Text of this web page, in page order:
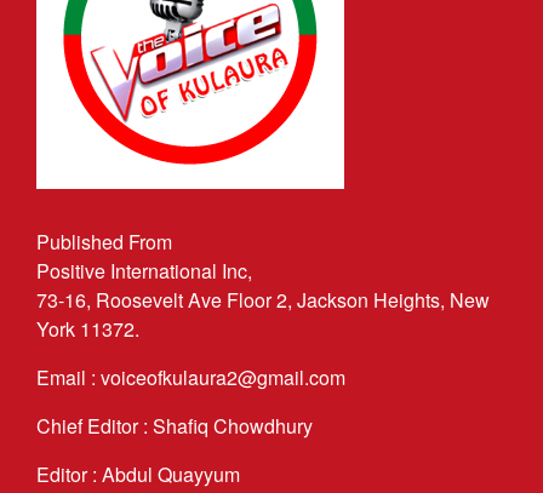
Published From
Positive International Inc,
73-16, Roosevelt Ave Floor 2, Jackson Heights, New
York 11372.
Email : voiceofkulaura2@gmail.com
Chief Editor : Shafiq Chowdhury
Editor : Abdul Quayyum